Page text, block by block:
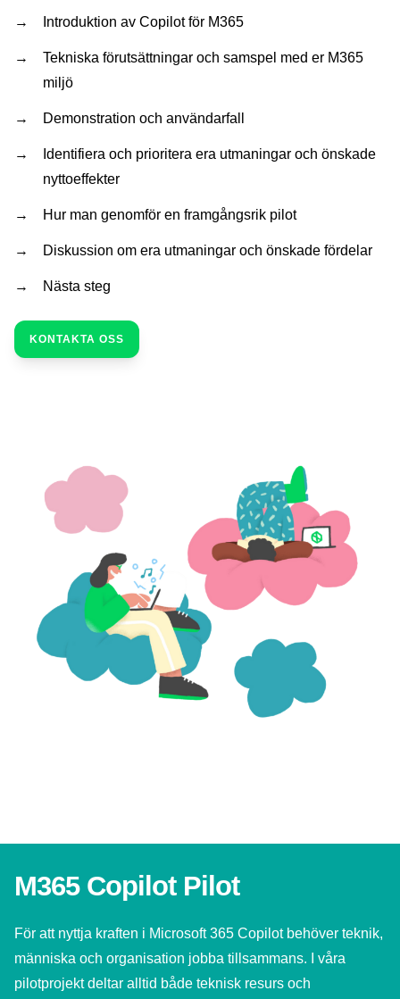
Introduktion av Copilot för M365
Tekniska förutsättningar och samspel med er M365
miljö
Demonstration och användarfall
Identifiera och prioritera era utmaningar och önskade
nyttoeffekter
Hur man genomför en framgångsrik pilot
Diskussion om era utmaningar och önskade fördelar
Nästa steg
KONTAKTA OSS
M365 Copilot Pilot
För att nyttja kraften i Microsoft 365 Copilot behöver teknik,
människa och organisation jobba tillsammans. I våra
pilotprojekt deltar alltid både teknisk resurs och